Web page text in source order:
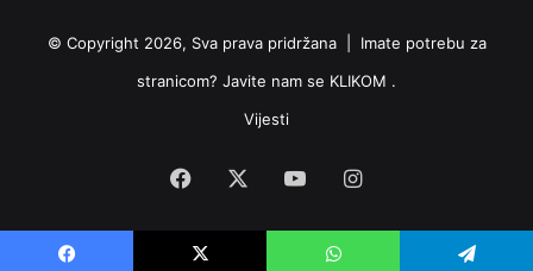
© Copyright 2026, Sva prava pridržana | Imate potrebu za
stranicom? Javite nam se KLIKOM .
Vijesti
Facebook YouTubeInstagram